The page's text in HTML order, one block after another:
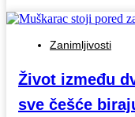
Zanimljivosti
Život između
sve češće